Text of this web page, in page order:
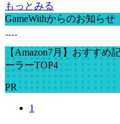
もっとみる
GameWithからのお知らせ
【Amazon7月】おすすめ
ーラーTOP4
PR
1